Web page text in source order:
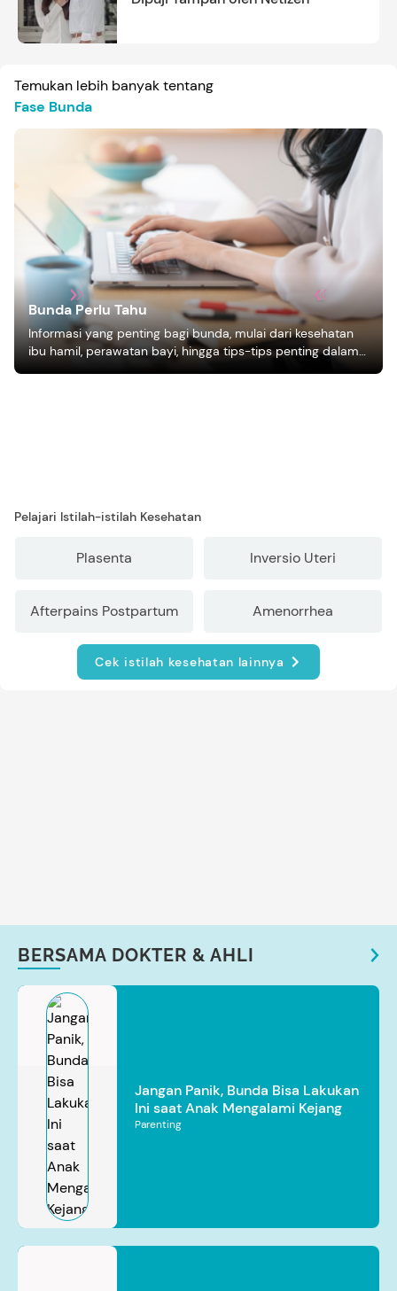
Temukan lebih banyak tentang
Fase Bunda
Bunda Perlu Tahu
Informasi yang penting bagi bunda, mulai dari kesehatan
ibu hamil, perawatan bayi, hingga tips-tips penting dalam
mengasuh anak
Pelajari Istilah-istilah Kesehatan
Plasenta Inversio Uteri
Afterpains Postpartum Amenorrhea
Cek istilah kesehatan lainnya
BERSAMA DOKTER & AHLI
Jangan Panik, Bunda Bisa Lakukan
Ini saat Anak Mengalami Kejang
Parenting